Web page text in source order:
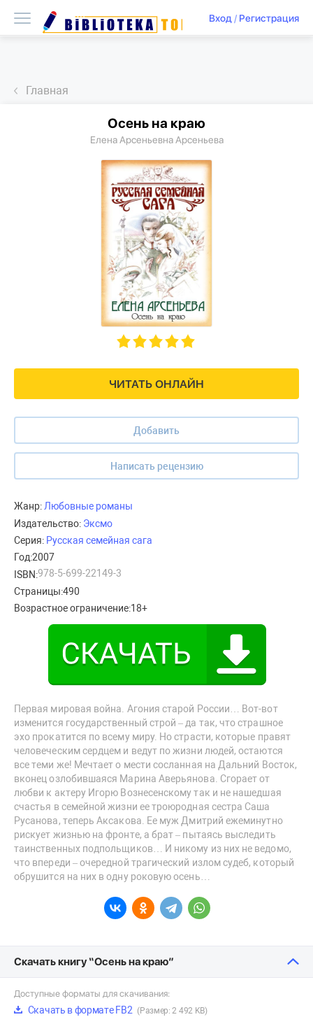
Вход/ Регистрация
Главная
ЧИТАТЬ ОНЛАЙН
Добавить
Написать рецензию
Осень на краю
Елена Арсеньевна Арсеньева
Жанр:Любовные романы
Издательство: Эксмо
Серия: Русская семейная сага
Год:2007
ISBN:978-5-699-22149-3
Страницы:490
Возрастное ограничение:18+
Первая мировая война. Агония старой России… Вот-вот
изменится государственный строй – да так, что страшное
эхо прокатится по всему миру. Но страсти, которые правят
человеческим сердцем и ведут по жизни людей, остаются
все теми же! Мечтает о мести сосланная на Дальний Восток,
вконец озлобившаяся Марина Аверьянова. Сгорает от
любви к актеру Игорю Вознесенскому так и не нашедшая
счастья в семейной жизни ее троюродная сестра Саша
Русанова, теперь Аксакова. Ее муж Дмитрий ежеминутно
рискует жизнью на фронте, а брат – пытаясь выследить
таинственных подпольщиков… И никому из них не ведомо,
что впереди – очередной трагический излом судеб, который
обрушится на них в одну роковую осень…
Скачать книгу “Осень на краю”
Доступные форматы для скачивания:
Скачать в формате FB2 (Размер: 2 492 KB)